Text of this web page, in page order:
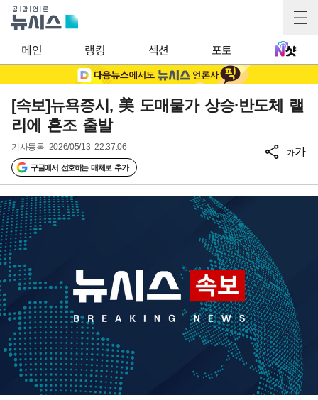
메인 랭킹 섹션 포토
[속보]뉴욕증시, 美 도매물가 상승·반도체 랠
리에 혼조 출발
기사등록 2026/05/13 22:37:06
구글에서 선호하는 매체로 추가
가가